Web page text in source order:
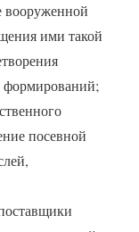
вооруженной
ими такой
посевной